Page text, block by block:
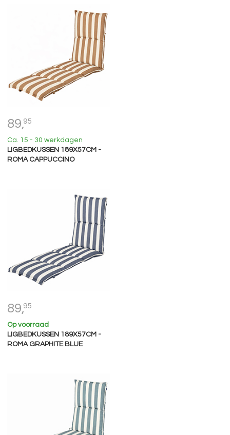
89,95
Ca. 15 - 30 werkdagen
LIGBEDKUSSEN 189X57CM -
ROMA CAPPUCCINO
89,95
Op voorraad
LIGBEDKUSSEN 189X57CM -
ROMA GRAPHITE BLUE